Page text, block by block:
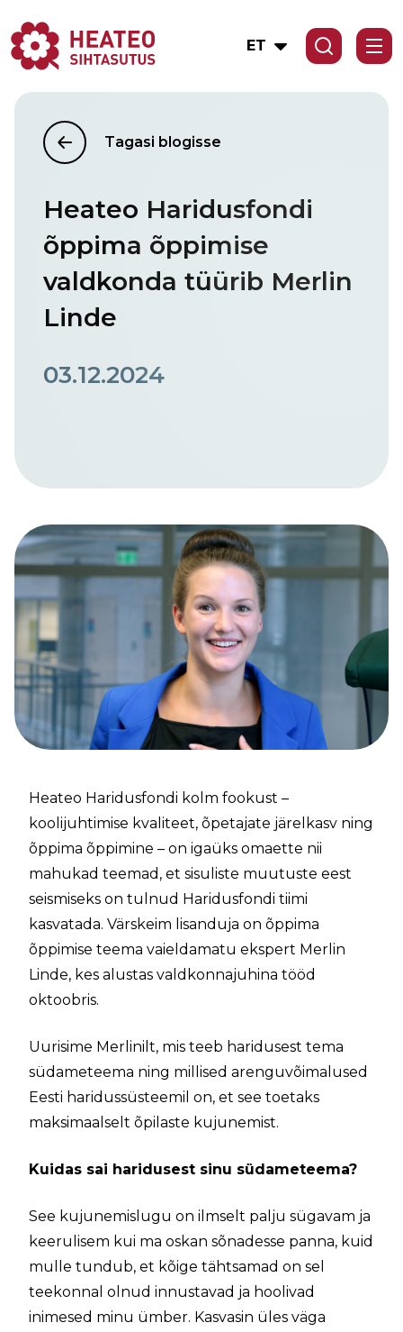
ET
Tagasi blogisse
Heateo Haridusfondi
õppima õppimise
valdkonda tüürib Merlin
Linde
03.12.2024
Heateo Haridusfondi kolm fookust –
koolijuhtimise kvaliteet, õpetajate järelkasv ning
õppima õppimine – on igaüks omaette nii
mahukad teemad, et sisuliste muutuste eest
seismiseks on tulnud Haridusfondi tiimi
kasvatada. Värskeim lisanduja on õppima
õppimise teema vaieldamatu ekspert Merlin
Linde, kes alustas valdkonnajuhina tööd
oktoobris.
Uurisime Merlinilt, mis teeb haridusest tema
südameteema ning millised arenguvõimalused
Eesti haridussüsteemil on, et see toetaks
maksimaalselt õpilaste kujunemist.
Kuidas sai haridusest sinu südameteema?
See kujunemislugu on ilmselt palju sügavam ja
keerulisem kui ma oskan sõnadesse panna, kuid
mulle tundub, et kõige tähtsamad on sel
teekonnal olnud innustavad ja hoolivad
inimesed minu ümber. Kasvasin üles väga